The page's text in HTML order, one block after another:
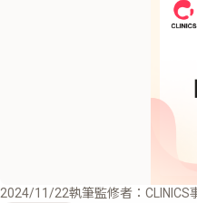
2024/11/22執筆監修者：CLINICS